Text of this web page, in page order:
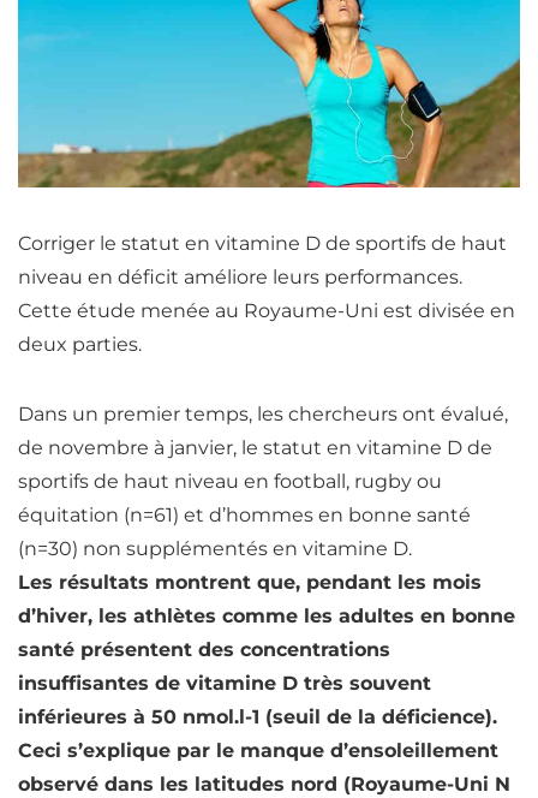
Corriger le statut en vitamine D de sportifs de haut
niveau en déficit améliore leurs performances.
Cette étude menée au Royaume-Uni est divisée en
deux parties.
Dans un premier temps, les chercheurs ont évalué,
de novembre à janvier, le statut en vitamine D de
sportifs de haut niveau en football, rugby ou
équitation (n=61) et d’hommes en bonne santé
(n=30) non supplémentés en vitamine D.
Les résultats montrent que, pendant les mois
d’hiver, les athlètes comme les adultes en bonne
santé présentent des concentrations
insuffisantes de vitamine D très souvent
inférieures à 50 nmol.l-1 (seuil de la déficience).
Ceci s’explique par le manque d’ensoleillement
observé dans les latitudes nord (Royaume-Uni N